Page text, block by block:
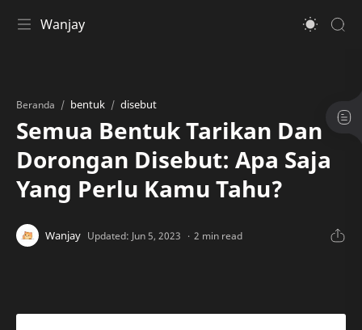
Wanjay
Beranda bentuk disebut
Semua Bentuk Tarikan Dan
Dorongan Disebut: Apa Saja
Yang Perlu Kamu Tahu?
2 min read